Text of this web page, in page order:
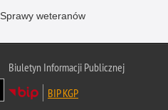
Sprawy weteranów
Biuletyn Informacji Publicznej
BIP KGP